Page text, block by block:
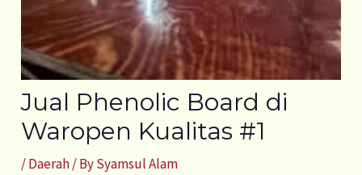
Jual Phenolic Board di
Waropen Kualitas #1
/Daerah/ BySyamsul Alam